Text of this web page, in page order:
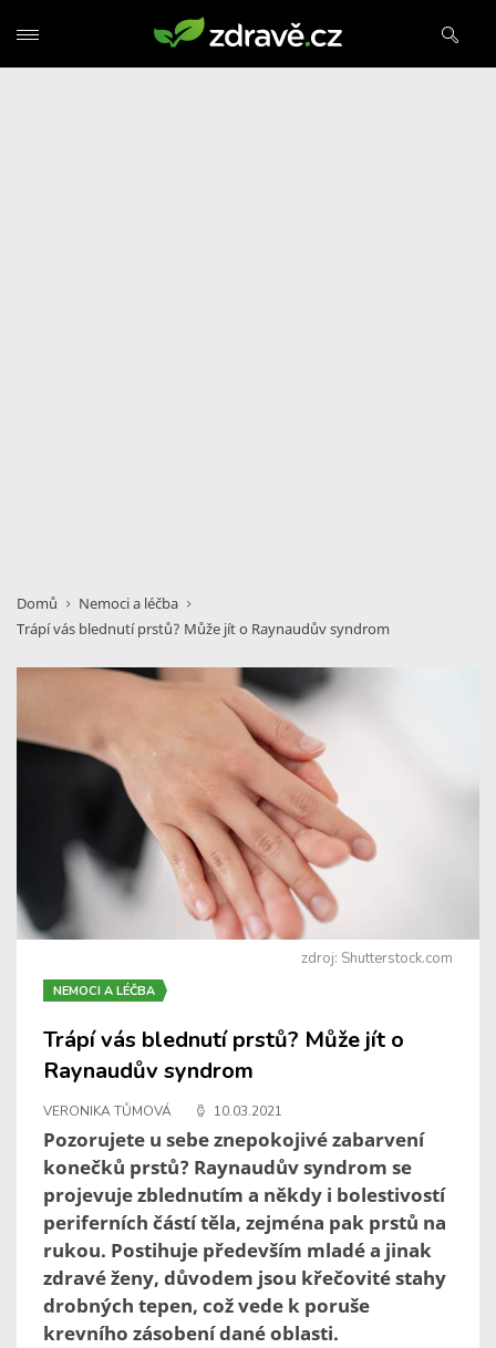
Domů
Nemoci a léčba
Trápí vás blednutí prstů? Může jít o Raynaudův syndrom
zdroj: Shutterstock.com
NEMOCI A LÉČBA
Trápí vás blednutí prstů? Může jít o
Raynaudův syndrom
VERONIKA TŮMOVÁ 10.03.2021
Pozorujete u sebe znepokojivé zabarvení
konečků prstů? Raynaudův syndrom se
projevuje zblednutím a někdy i bolestivostí
periferních částí těla, zejména pak prstů na
rukou. Postihuje především mladé a jinak
zdravé ženy, důvodem jsou křečovité stahy
drobných tepen, což vede k poruše
krevního zásobení dané oblasti.